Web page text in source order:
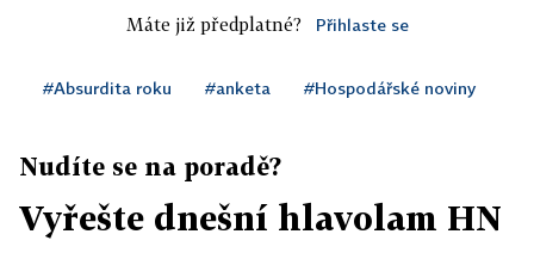
Máte již předplatné? Přihlaste se
#Absurdita roku #anketa #Hospodářské noviny
Nudíte se na poradě?
Vyřešte dnešní hlavolam HN